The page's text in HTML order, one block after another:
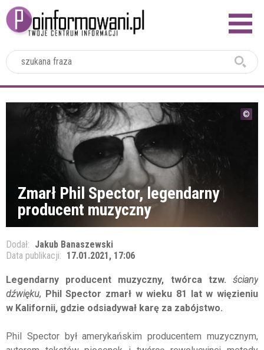
Zmarł Phil Spector, legendarny
producent muzyczny
Dodał: Jakub Banaszewski
Data publikacji: 17.01.2021, 17:06
Legendarny producent muzyczny, twórca tzw. ściany
dźwięku, Phil Spector zmarł w wieku 81 lat w więzieniu
w Kalifornii, gdzie odsiadywał karę za zabójstwo.
Phil Spector był amerykańskim producentem muzycznym,